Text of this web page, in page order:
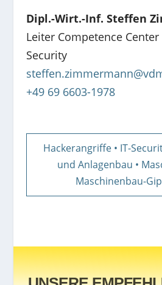
Dipl.-Wirt.-Inf. Steffen
Leiter Competence
Security
+49 69 6603-1978
Hackerangriffe• IT-
und Anlagenbau •
Maschinenbau-